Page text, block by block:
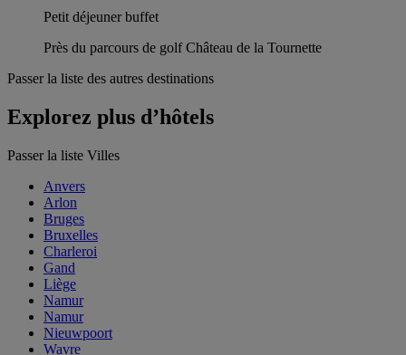
Petit déjeuner buffet
Près du parcours de golf Château de la Tournette
Passer la liste des autres destinations
Explorez plus d’hôtels
Passer la liste Villes
Anvers
Arlon
Bruges
Bruxelles
Charleroi
Gand
Liège
Namur
Namur
Nieuwpoort
Wavre